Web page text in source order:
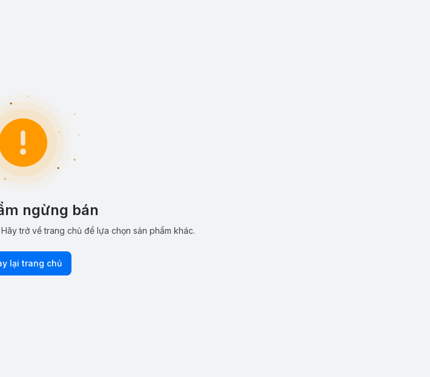
ngừng bán
trở về trang chủ để lựa chọn sản phẩm khác.
lại trang chủ